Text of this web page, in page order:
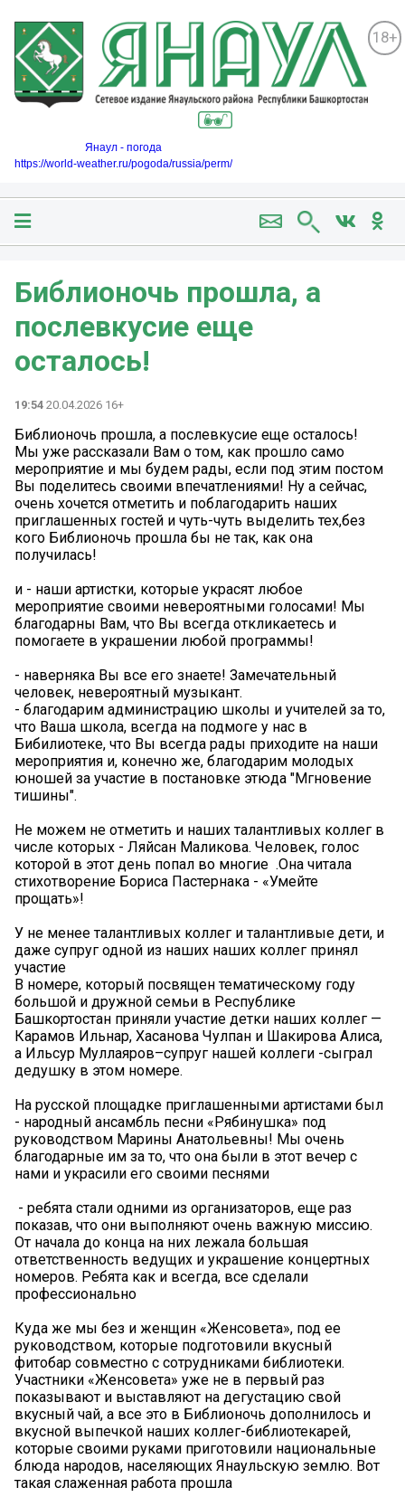
18+
Янаул - погода
https://world-weather.ru/pogoda/russia/perm/
Библионочь прошла, а
послевкусие еще
осталось! ️
19:54 20.04.2026 16+
Библионочь прошла, а послевкусие еще осталось! ️
Мы уже рассказали Вам о том, как прошло само
мероприятие и мы будем рады, если под этим постом
Вы поделитесь своими впечатлениями! Ну а сейчас,
очень хочется отметить и поблагодарить наших
приглашенных гостей и чуть-чуть выделить тех,без
кого Библионочь прошла бы не так, как она
получилась!
и - наши артистки, которые украсят любое
мероприятие своими невероятными голосами! Мы
благодарны Вам, что Вы всегда откликаетесь и
помогаете в украшении любой программы!️
- наверняка Вы все его знаете! Замечательный
человек, невероятный музыкант. ️
- благодарим администрацию школы и учителей за то,
что Ваша школа, всегда на подмоге у нас в
Бибилиотеке, что Вы всегда рады приходите на наши
мероприятия и, конечно же, благодарим молодых
юношей за участие в постановке этюда "Мгновение
тишины".
Не можем не отметить и наших талантливых коллег в
числе которых - Ляйсан Маликова. Человек, голос
которой в этот день попал во многие ️ .Она читала
стихотворение Бориса Пастернака - «Умейте
прощать»!
У не менее талантливых коллег и талантливые дети, и
даже супруг одной из наших наших коллег принял
участие
️В номере, который посвящен тематическому году
большой и дружной семьи в Республике
Башкортостан приняли участие детки наших коллег —
Карамов Ильнар, Хасанова Чулпан и Шакирова Алиса,
а Ильсур Муллаяров–супруг нашей коллеги -сыграл
дедушку в этом номере.
На русской площадке приглашенными артистами был
- народный ансамбль песни «Рябинушка» под
руководством Марины Анатольевны! Мы очень
благодарные им за то, что она были в этот вечер с
нами и украсили его своими песнями️
️ - ребята стали одними из организаторов, еще раз
показав, что они выполняют очень важную миссию.
От начала до конца на них лежала большая
ответственность ведущих и украшение концертных
номеров. Ребята как и всегда, все сделали
профессионально
Куда же мы без и женщин «Женсовета», под ее
руководством, которые подготовили вкусный
фитобар совместно с сотрудниками библиотеки.
Участники «Женсовета» уже не в первый раз
показывают и выставляют на дегустацию свой
вкусный чай, а все это в Библионочь дополнилось и
вкусной выпечкой наших коллег-библиотекарей,
которые своими руками приготовили национальные
блюда народов, населяющих Янаульскую землю. Вот
такая слаженная работа прошла ️